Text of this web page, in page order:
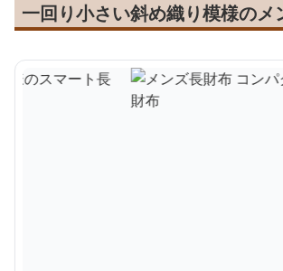
一回り小さい斜め織り模様のメ